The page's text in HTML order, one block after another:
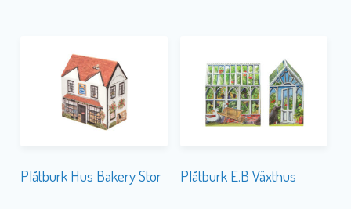
Plåtburk Hus Bakery Stor Plåtburk E.B Växthus